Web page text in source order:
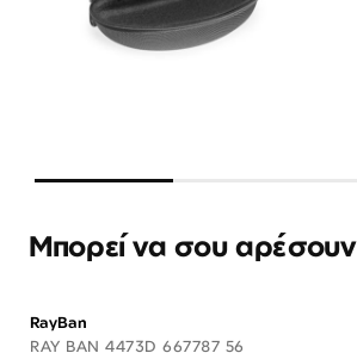
Διαθέσιμο
Μπορεί να σου αρέσουν
RayBan
RAY BAN 4473D 667787 56